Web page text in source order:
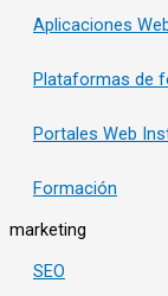
Aplicaciones
Plataformas de
Portales Web
Formación
marketing
SEO